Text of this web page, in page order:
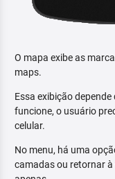
O mapa exibe as
maps.
Essa exibição
funcione, o usuário
celular.
No menu, há uma
camadas ou retornar